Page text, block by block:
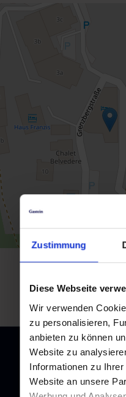
Zustimmung
Diese Webseite
Wir verwenden
zu personalisieren,
anbieten zu können
Website zu
Informationen zu
Website an unsere